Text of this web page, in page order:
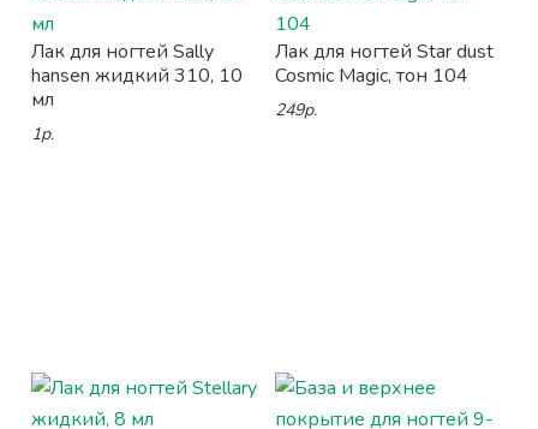
Лак для ногтей Sally
hansen жидкий 310, 10
мл
1р.
Лак для ногтей Star dust
Cosmic Magic, тон 104
249р.